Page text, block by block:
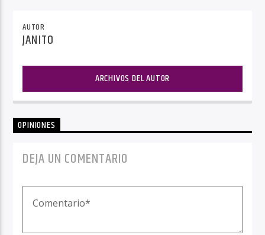
AUTOR
JANITO
ARCHIVOS DEL AUTOR
OPINIONES
DEJA UN COMENTARIO